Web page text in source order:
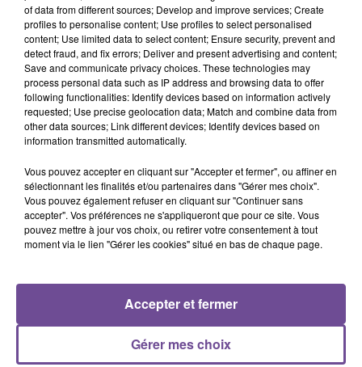
19h56
19h56
James
Stole The Show
19h53
19h53
Peu Importe
19h51
19h51
Belong Together
19h48
19h48 19h43
19h43
Four To The Floor
19h40
19h40
SIA FEAT. KENDRICK
The Greatest
of data from different sources; Develop and improve services; Create
profiles to personalise content; Use profiles to select personalised
content; Use limited data to select content; Ensure security, prevent and
detect fraud, and fix errors; Deliver and present advertising and content;
Save and communicate privacy choices. These technologies may
process personal data such as IP address and browsing data to offer
following functionalities: Identify devices based on information actively
requested; Use precise geolocation data; Match and combine data from
other data sources; Link different devices; Identify devices based on
information transmitted automatically.
Vous pouvez accepter en cliquant sur "Accepter et fermer", ou affiner en
sélectionnant les finalités et/ou partenaires dans "Gérer mes choix".
Vous pouvez également refuser en cliquant sur "Continuer sans
accepter". Vos préférences ne s'appliqueront que pour ce site. Vous
pouvez mettre à jour vos choix, ou retirer votre consentement à tout
moment via le lien "Gérer les cookies" situé en bas de chaque page.
Gérer mes choix
Accepter et fermer